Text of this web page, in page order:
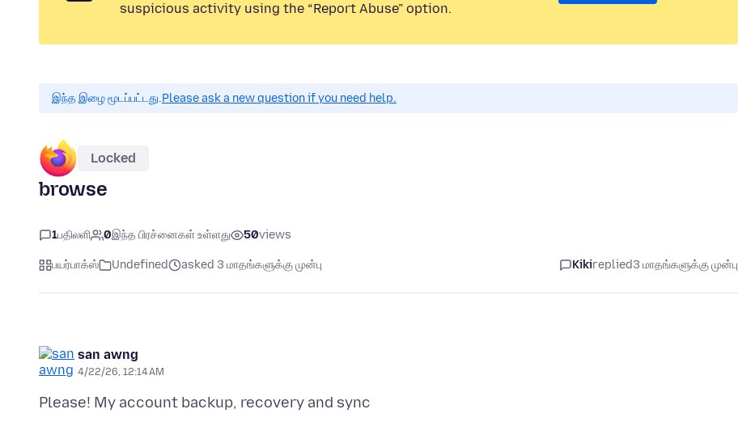
suspicious activity using the “Report Abuse” option.
இந்த இழை மூடப்பட்டது.Please ask a new question if you need help.
Locked
browse
1பதிலளி 0இந்த பிரச்னைகள் உள்ளது 50views
பயர்பாக்ஸ் Undefined asked 3 மாதங்களுக்கு முன்பு Kikireplied3 மாதங்களுக்கு முன்பு
san awng
4/22/26, 12:14 AM